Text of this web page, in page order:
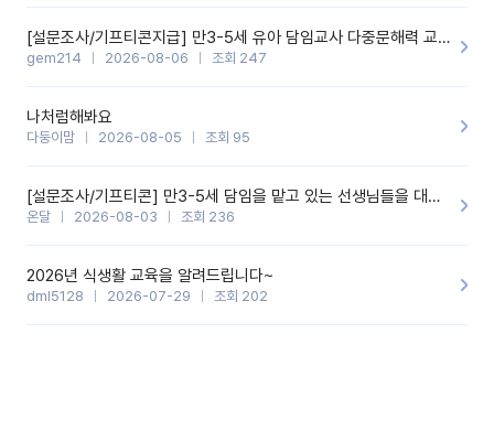
[설문조사/기프티콘지급] 만3-5세 유아 담임교사 다중문해력 교육 증진을 위한 설문조사
gem214 2026-08-06 조회 247
나처럼해봐요
다둥이맘 2026-08-05 조회 95
[설문조사/기프티콘] 만3-5세 담임을 맡고 있는 선생님들을 대상으로 설문조사를 합니다!
온달 2026-08-03 조회 236
2026년 식생활 교육을 알려드립니다~
dml5128 2026-07-29 조회 202